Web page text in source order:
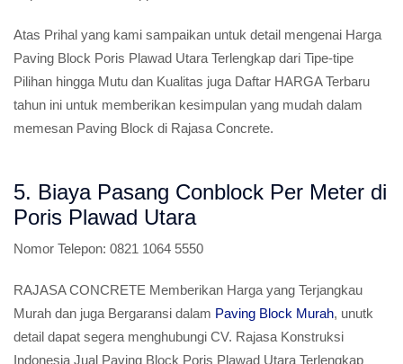
Atas Prihal yang kami sampaikan untuk detail mengenai Harga
Paving Block Poris Plawad Utara Terlengkap dari Tipe-tipe
Pilihan hingga Mutu dan Kualitas juga Daftar HARGA Terbaru
tahun ini untuk memberikan kesimpulan yang mudah dalam
memesan Paving Block di Rajasa Concrete.
5. Biaya Pasang Conblock Per Meter di
Poris Plawad Utara
Nomor Telepon: 0821 1064 5550
RAJASA CONCRETE Memberikan Harga yang Terjangkau
Murah dan juga Bergaransi dalam Paving Block Murah, unutk
detail dapat segera menghubungi CV. Rajasa Konstruksi
Indonesia Jual Paving Block Poris Plawad Utara Terlengkap